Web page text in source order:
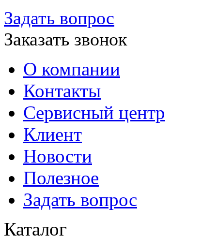
Задать вопрос
Заказать звонок
О компании
Контакты
Сервисный центр
Клиент
Новости
Полезное
Задать вопрос
Каталог